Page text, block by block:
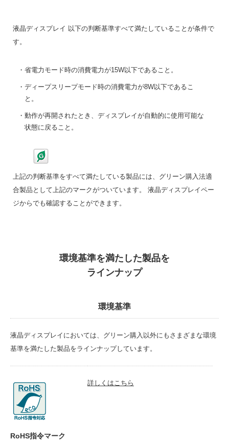
液晶ディスプレイ 以下の判断基準すべて満たしていることが条件で
す。
省電力モード時の消費電力が15W以下であること。
ディープスリープモード時の消費電力が8W以下であるこ
と。
動作が再開されたとき、ディスプレイが自動的に使用可能な
状態に戻ること。
上記の判断基準をすべて満たしている製品には、グリーン購入法適
合製品として上記のマークがついています。 液晶ディスプレイペー
ジからでも確認することができます。
環境基準を満たした製品を
ラインナップ
環境基準
液晶ディスプレイにおいては、グリーン購入以外にもさまざまな環境
基準を満たした製品をラインナップしています。
RoHS指令マーク
詳しくはこちら